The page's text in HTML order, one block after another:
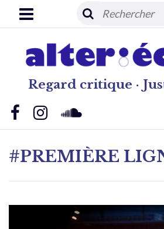
Regard critique ·
#PREMIÈRE